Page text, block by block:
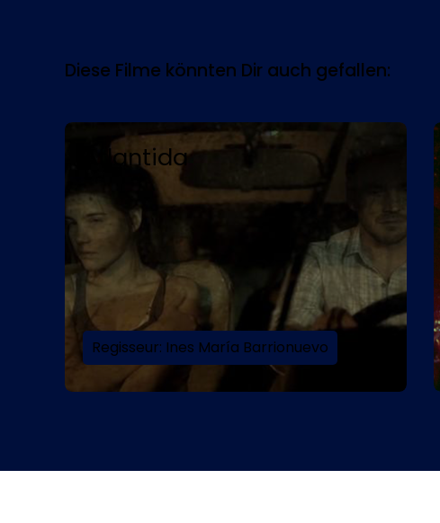
Diese Filme könnten Dir auch gefallen:
Saturday Night Fever
Regisseur: John Badham